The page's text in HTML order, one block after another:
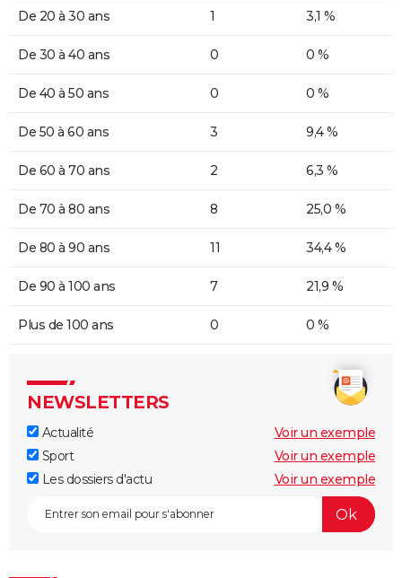
De 20 à 30 ans 1 3,1 %
De 30 à 40 ans 0 0 %
De 40 à 50 ans 0 0 %
De 50 à 60 ans 3 9,4 %
De 60 à 70 ans 2 6,3 %
De 70 à 80 ans 8 25,0 %
De 80 à 90 ans 11 34,4 %
De 90 à 100 ans 7 21,9 %
Plus de 100 ans 0 0 %
NEWSLETTERS
Actualité
Voir un exemple
Sport
Voir un exemple
Les dossiers d'actu
Voir un exemple